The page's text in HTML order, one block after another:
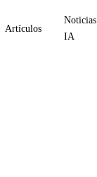
Artículos
Noticias
IA